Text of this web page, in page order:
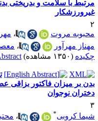
با سلامت و بدریختی
مروت
،
مهرآور
،
(۱۳۵۰ مشاهده) Abstract |
بر میزان فاکتور بزاقی
نوجوان
کروبی
،